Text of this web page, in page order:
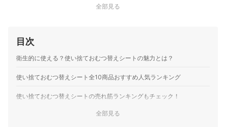
全部見る
目次
衛生的に使える？使い捨ておむつ替えシートの魅力とは？
使い捨ておむつ替えシート全10商品おすすめ人気ランキング
使い捨ておむつ替えシートの売れ筋ランキングもチェック！
全部見る